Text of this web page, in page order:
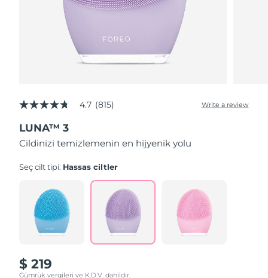
4.7
of
5
stars,
rating
Reviews.
Same
page
link.
4.7 (815) Write a review
LUNA™ 3
Cildinizi temizlemenin en hijyenik yolu
Seç cilt tipi: Hassas ciltler
$ 219
Gümrük vergileri ve K.D.V. dahildir.